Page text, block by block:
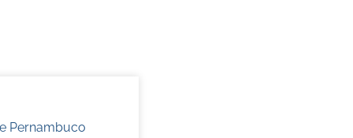
Pernambuco